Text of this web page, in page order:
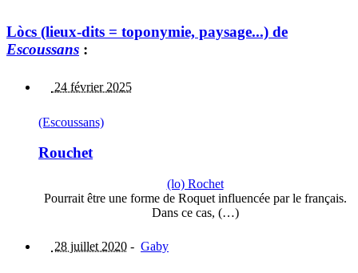
Lòcs (lieux-dits = toponymie, paysage...) de
Escoussans :
24 février 2025
(Escoussans)
Rouchet
(lo) Rochet
Pourrait être une forme de Roquet influencée par le français.
Dans ce cas, (…)
28 juillet 2020 - Gaby